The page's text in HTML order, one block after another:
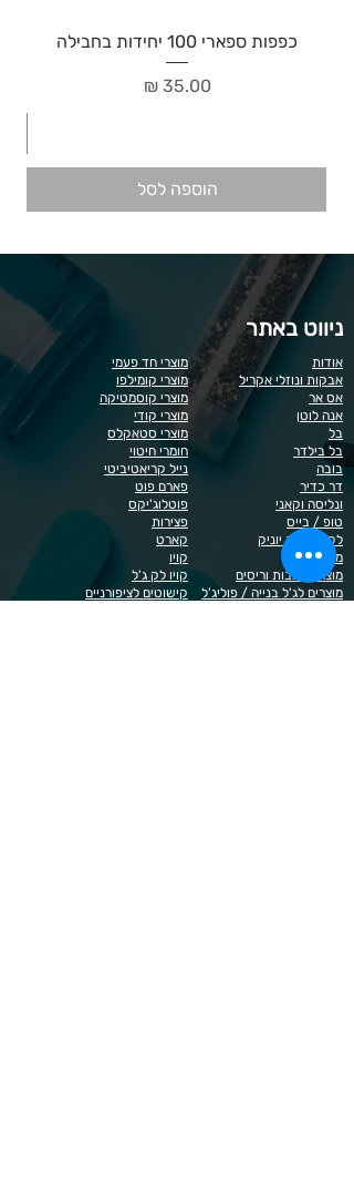
כפפות ספארי 100 יחידות בחבילה
מחיר‏35.00 ‏₪
הוספה לסל
ניווט באתר
מוצרי חד פעמי
מוצרי קומילפו
מוצרי קוסמטיקה
מוצרי קודי
מוצרי סטאקלס
חומרי חיטוי
נייל קריאטיביטי
פארם פוט
פוטלוג'יקס
פצירות
קארט
קויו
קויו לק ג'ל
קישוטים לציפורניים
אודות
אבקות ונוזלי אקריל
אס אר
אנה לוטן
בל
בל בילדר
בובה
דר כדיר
ונליסה וקאני
טופ / בייס
לק רגיל לה יוניק
מבצעים
מוצרים לגבות וריסים
מוצרים לג'ל בנייה / פוליג'ל